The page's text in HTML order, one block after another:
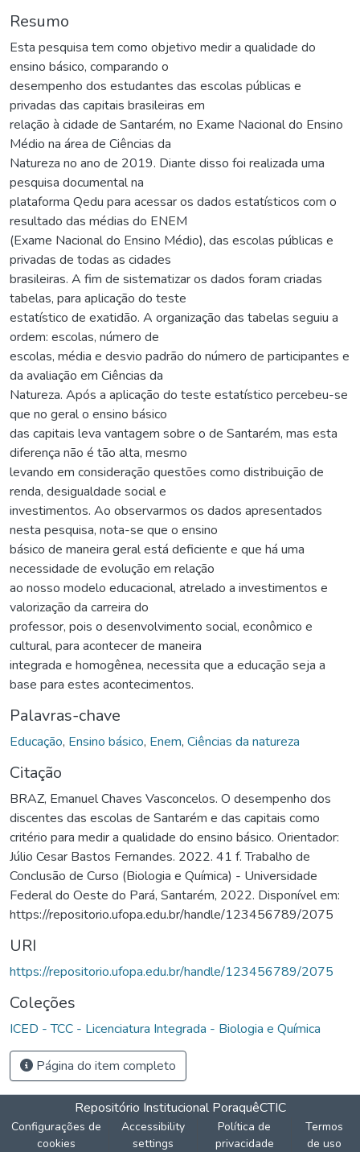
Resumo
Esta pesquisa tem como objetivo medir a qualidade do
ensino básico, comparando o
desempenho dos estudantes das escolas públicas e
privadas das capitais brasileiras em
relação à cidade de Santarém, no Exame Nacional do Ensino
Médio na área de Ciências da
Natureza no ano de 2019. Diante disso foi realizada uma
pesquisa documental na
plataforma Qedu para acessar os dados estatísticos com o
resultado das médias do ENEM
(Exame Nacional do Ensino Médio), das escolas públicas e
privadas de todas as cidades
brasileiras. A fim de sistematizar os dados foram criadas
tabelas, para aplicação do teste
estatístico de exatidão. A organização das tabelas seguiu a
ordem: escolas, número de
escolas, média e desvio padrão do número de participantes e
da avaliação em Ciências da
Natureza. Após a aplicação do teste estatístico percebeu-se
que no geral o ensino básico
das capitais leva vantagem sobre o de Santarém, mas esta
diferença não é tão alta, mesmo
levando em consideração questões como distribuição de
renda, desigualdade social e
investimentos. Ao observarmos os dados apresentados
nesta pesquisa, nota-se que o ensino
básico de maneira geral está deficiente e que há uma
necessidade de evolução em relação
ao nosso modelo educacional, atrelado a investimentos e
valorização da carreira do
professor, pois o desenvolvimento social, econômico e
cultural, para acontecer de maneira
integrada e homogênea, necessita que a educação seja a
base para estes acontecimentos.
Palavras-chave
Educação, Ensino básico, Enem, Ciências da natureza
Citação
BRAZ, Emanuel Chaves Vasconcelos. O desempenho dos
discentes das escolas de Santarém e das capitais como
critério para medir a qualidade do ensino básico. Orientador:
Júlio Cesar Bastos Fernandes. 2022. 41 f. Trabalho de
Conclusão de Curso (Biologia e Química) - Universidade
Federal do Oeste do Pará, Santarém, 2022. Disponível em:
https://repositorio.ufopa.edu.br/handle/123456789/2075
URI
https://repositorio.ufopa.edu.br/handle/123456789/2075
Coleções
ICED - TCC - Licenciatura Integrada - Biologia e Química
Página do item completo
Repositório Institucional PoraquêCTIC
Configurações de
cookies
Accessibility
settings
Política de
privacidade
Termos
de uso